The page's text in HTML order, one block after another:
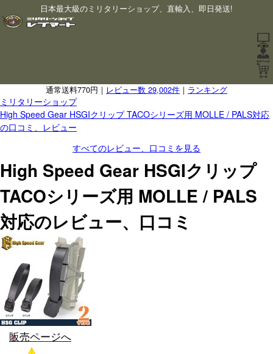
日本最大級のミリタリーショップ、直輸入、即日発送!
通常送料770円｜ レビュー数 29,002件 ｜ ランキング
ミリタリーショップ
High Speed Gear HSGIクリップ TACOシリーズ用 MOLLE / PALS対応
の口コミ、レビュー
すべてのレビュー、口コミを見る
High Speed Gear HSGIクリップ
TACOシリーズ用 MOLLE / PALS
対応のレビュー、口コミ
販売ページへ